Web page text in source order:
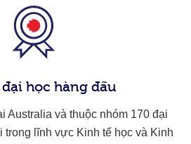
học hàng đầu
Australia và thuộc nhóm 170 đại
trong lĩnh vực Kinh tế học và Kinh